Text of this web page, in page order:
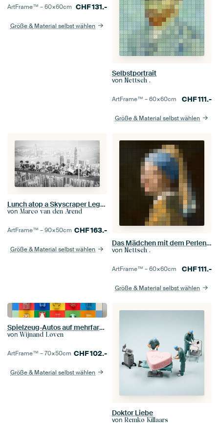
ArtFrame™ –60×60cm CHF131.-
Größe & Material selbst wählen
Selbstportrait
von Nettsch .
ArtFrame™ –60×60cm CHF111.-
Größe & Material selbst wählen
Lunch atop a Skyscraper Lego Edition
von Marco van den Arend
ArtFrame™ –90×50cm CHF163.-
Größe & Material selbst wählen
Das Mädchen mit dem Perlenohrgehänge
von Nettsch .
ArtFrame™ –60×60cm CHF111.-
Größe & Material selbst wählen
Spielzeug-Autos auf mehrfarbigen Hintergrund
von Wijnand Loven
ArtFrame™ –70×50cm CHF102.-
Größe & Material selbst wählen
Doktor Liebe
von Remko Killaars